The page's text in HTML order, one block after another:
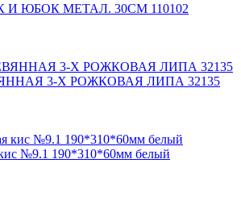
ЮБОК МЕТАЛ. 30СМ 110102
3-Х РОЖКОВАЯ ЛИПА 32135
№9.1 190*310*60мм белый